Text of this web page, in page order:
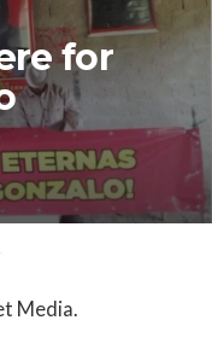
for
Media.